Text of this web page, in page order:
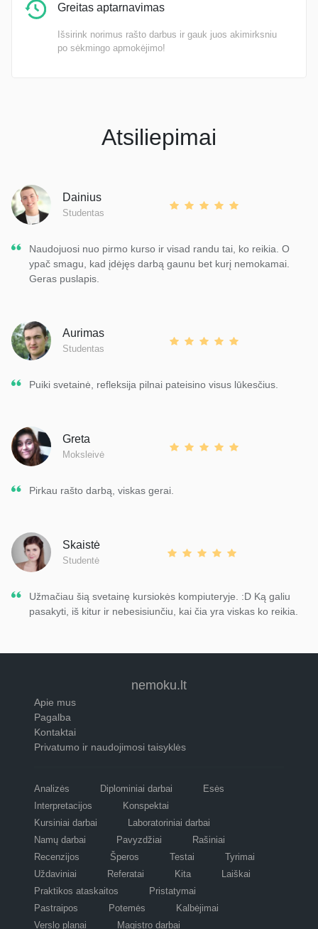
Greitas aptarnavimas
Išsirink norimus rašto darbus ir gauk juos akimirksniu
po sėkmingo apmokėjimo!
Atsiliepimai
Dainius
Studentas
Naudojuosi nuo pirmo kurso ir visad randu tai, ko reikia. O
ypač smagu, kad įdėjęs darbą gaunu bet kurį nemokamai.
Geras puslapis.
Aurimas
Studentas
Puiki svetainė, refleksija pilnai pateisino visus lūkesčius.
Greta
Moksleivė
Pirkau rašto darbą, viskas gerai.
Skaistė
Studentė
Užmačiau šią svetainę kursiokės kompiuteryje. :D Ką galiu
pasakyti, iš kitur ir nebesisiunčiu, kai čia yra viskas ko reikia.
nemoku.lt
Apie mus
Pagalba
Kontaktai
Privatumo ir naudojimosi taisyklės
Analizės Diplominiai darbai
Esės
Interpretacijos
Konspektai
Kursiniai darbai
Laboratoriniai darbai
Namų darbai
Pavyzdžiai
Rašiniai
Recenzijos
Šperos Testai
Tyrimai
Uždaviniai
Referatai Kita
Laiškai
Praktikos ataskaitos
Pristatymai
Pastraipos
Potemės
Kalbėjimai
Verslo planai
Magistro darbai